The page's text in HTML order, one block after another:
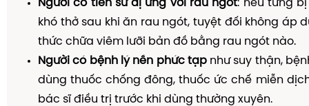
Người có tiền sử dị ứng với rau ngót: nếu từng
khó thở sau khi ăn rau ngót, tuyệt đối không áp
thức chữa viêm lưỡi bản đồ bằng rau ngót nào.
Người có bệnh lý nền phức tạpnhư suy thận,
dùng thuốc chống đông, thuốc ức chế miễn
bác sĩ điều trị trước khi dùng thường xuyên.